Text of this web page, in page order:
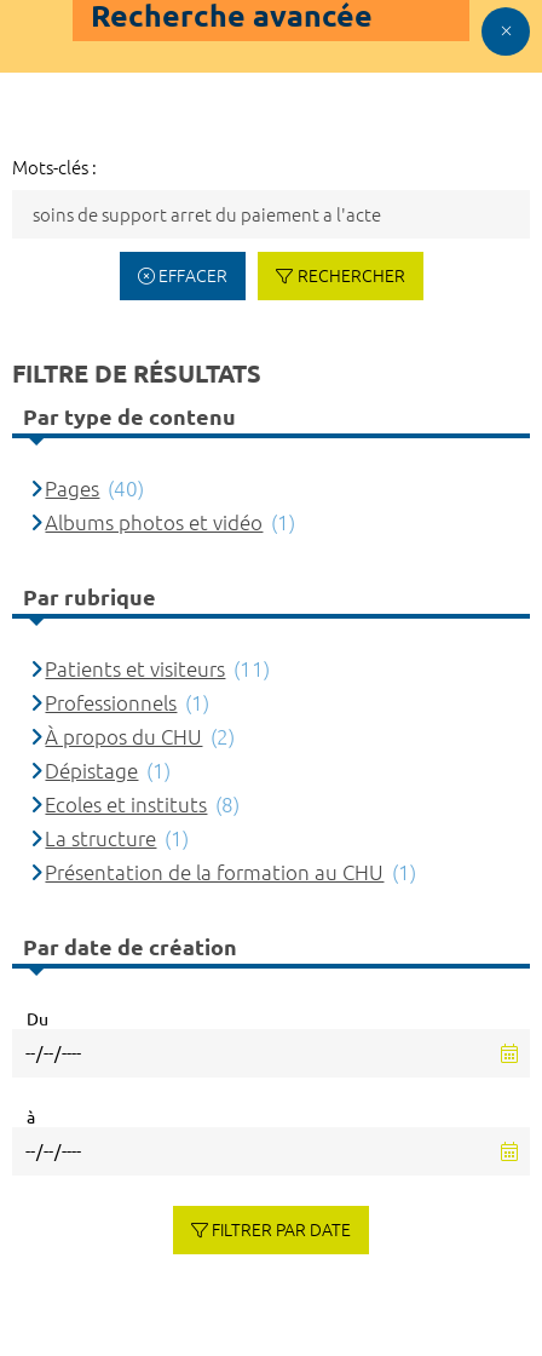
Recherche avancée
Mots-clés :
EFFACER RECHERCHER
FILTRE DE RÉSULTATS
Par type de contenu
Pages (40)
Albums photos et vidéo (1)
Par rubrique
Patients et visiteurs (11)
Professionnels (1)
À propos du CHU (2)
Dépistage (1)
Ecoles et instituts (8)
La structure (1)
Présentation de la formation au CHU (1)
Par date de création
Du
à
FILTRER PAR DATE